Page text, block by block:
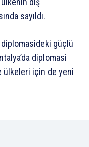
sayıldı.
diplomasideki güçlü
diplomasi
ülkeleri için de yeni